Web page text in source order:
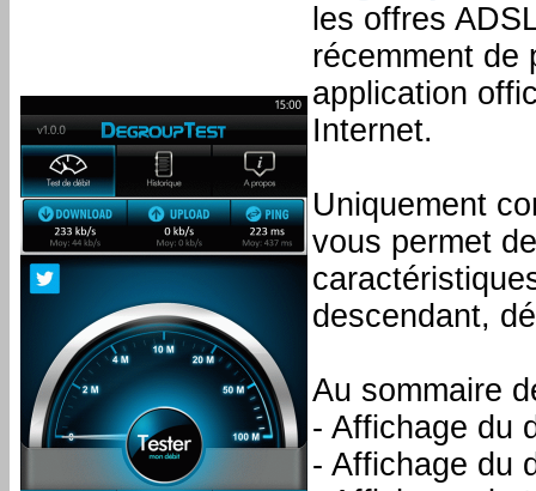
les offres
récemment de
application
Internet.
Uniquement
vous permet
descendant,
Au sommaire
- Affichage du
- Affichage du